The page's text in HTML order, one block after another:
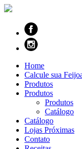
Home
Calcule sua
Produtos
Produtos
Produtos
Catálogo
Catálogo
Lojas Próximas
Contato